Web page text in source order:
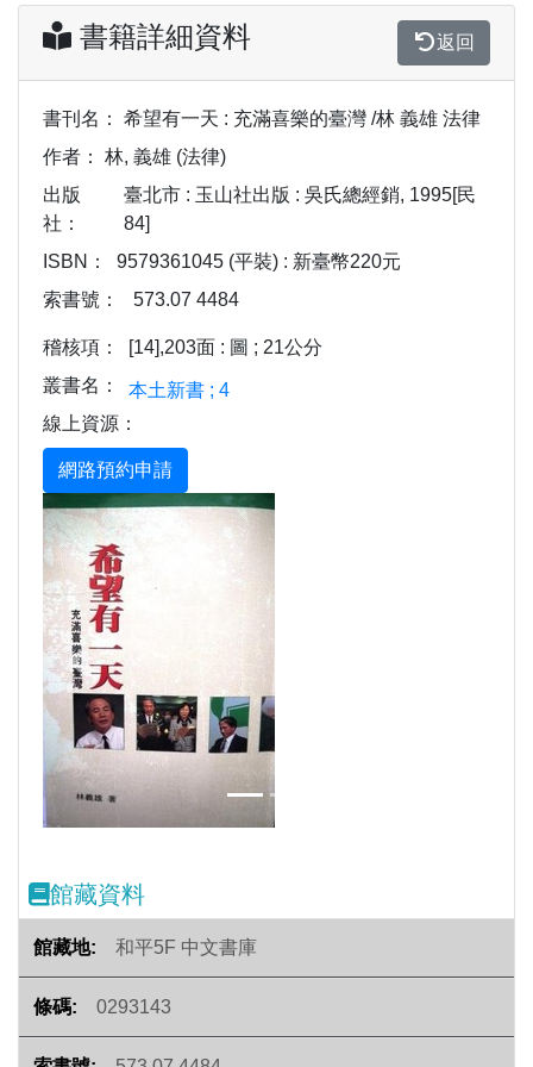
書籍詳細資料 返回
書刊名：
希望有一天 : 充滿喜樂的臺灣 /林 義雄 法律
作者：
林, 義雄 (法律)
出版
社：
臺北市 : 玉山社出版 : 吳氏總經銷, 1995[民
84]
ISBN：
9579361045 (平裝) : 新臺幣220元
索書號：
573.07 4484
稽核項：
[14],203面 : 圖 ; 21公分
叢書名：
本土新書 ; 4
線上資源：
Previous
館藏資料
和平5F 中文書庫
0293143